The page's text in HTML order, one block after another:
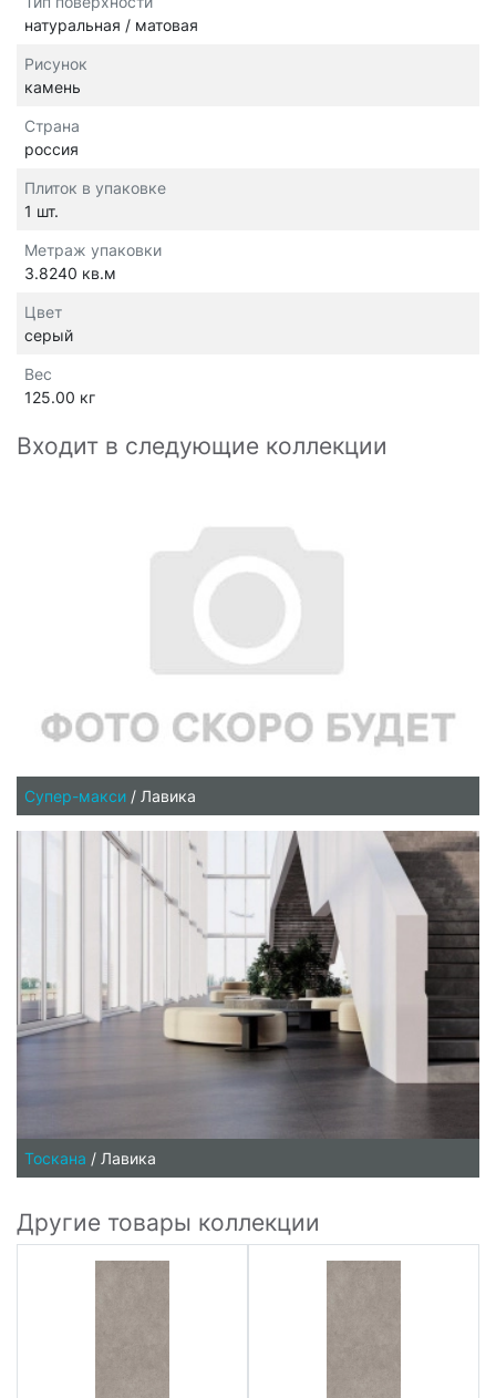
натуральная / матовая
Рисунок
камень
Страна
россия
Плиток в упаковке
1 шт.
Метраж упаковки
3.8240 кв.м
Цвет
серый
Вес
125.00 кг
Входит в следующие коллекции
Супер-макси / Лавика
Тоскана / Лавика
Другие товары коллекции